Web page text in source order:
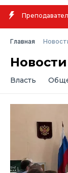
Амурская
атлетике
Главная
Новости
Власть